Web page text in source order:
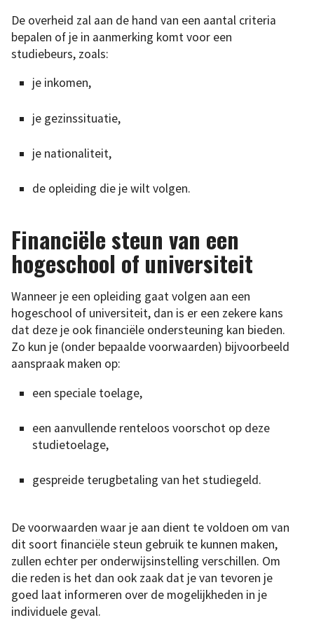
De overheid zal aan de hand van een aantal criteria
bepalen of je in aanmerking komt voor een
studiebeurs, zoals:
je inkomen,
je gezinssituatie,
je nationaliteit,
de opleiding die je wilt volgen.
Financiële steun van een
hogeschool of universiteit
Wanneer je een opleiding gaat volgen aan een
hogeschool of universiteit, dan is er een zekere kans
dat deze je ook financiële ondersteuning kan bieden.
Zo kun je (onder bepaalde voorwaarden) bijvoorbeeld
aanspraak maken op:
een speciale toelage,
een aanvullende renteloos voorschot op deze
studietoelage,
gespreide terugbetaling van het studiegeld.
De voorwaarden waar je aan dient te voldoen om van
dit soort financiële steun gebruik te kunnen maken,
zullen echter per onderwijsinstelling verschillen. Om
die reden is het dan ook zaak dat je van tevoren je
goed laat informeren over de mogelijkheden in je
individuele geval.